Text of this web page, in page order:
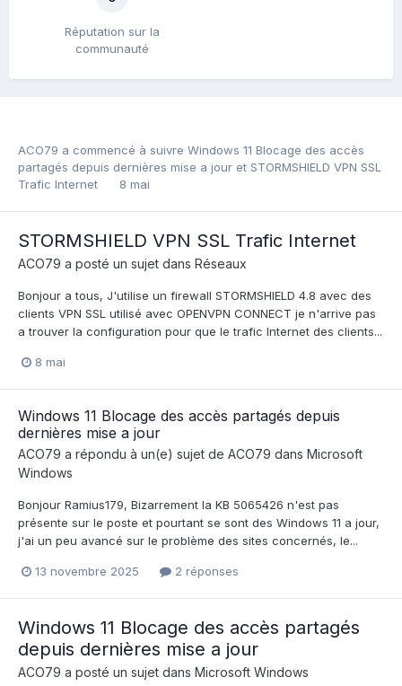
Réputation sur la
communauté
ACO79 a commencé à suivre Windows 11 Blocage des accès
partagés depuis dernières mise a jour et STORMSHIELD VPN SSL
Trafic Internet
8 mai
STORMSHIELD VPN SSL Trafic Internet
ACO79 a posté un sujet dans Réseaux
Bonjour a tous, J'utilise un firewall STORMSHIELD 4.8 avec des
clients VPN SSL utilisé avec OPENVPN CONNECT je n'arrive pas
a trouver la configuration pour que le trafic Internet des clients...
8 mai
Windows 11 Blocage des accès partagés depuis
dernières mise a jour
ACO79 a répondu à un(e) sujet de ACO79 dans Microsoft
Windows
Bonjour Ramius179, Bizarrement la KB 5065426 n'est pas
présente sur le poste et pourtant se sont des Windows 11 a jour,
j'ai un peu avancé sur le problème des sites concernés, le...
13 novembre 2025 2 réponses
Windows 11 Blocage des accès partagés
depuis dernières mise a jour
ACO79 a posté un sujet dans Microsoft Windows